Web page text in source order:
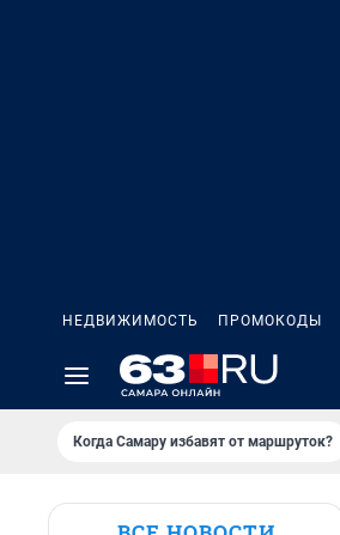
НЕДВИЖИМОСТЬ ПРОМОКОДЫ
Когда Самару избавят от маршруток?